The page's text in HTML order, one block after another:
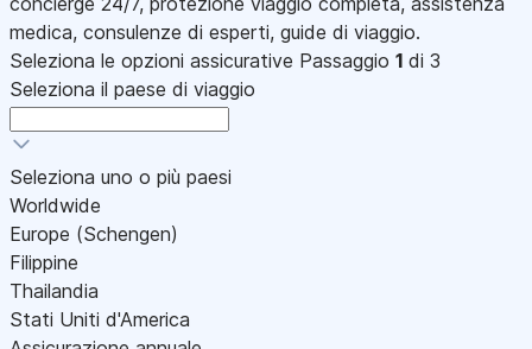
medica, consulenze di esperti, guide di viaggio.
Seleziona le opzioni assicurative Passaggio 1 di 3
Seleziona il paese di viaggio
Seleziona uno o più paesi
Worldwide
Europe (Schengen)
Filippine
Thailandia
Stati Uniti d'America